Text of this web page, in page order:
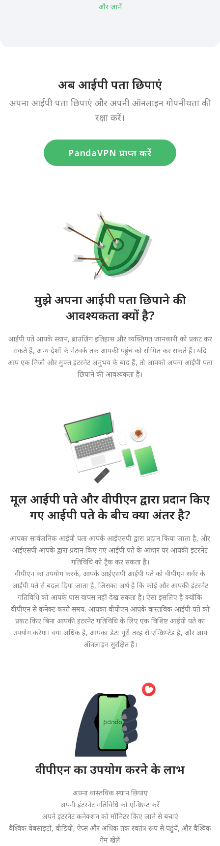
और जानें
अब आईपी पता छिपाएं
अपना आईपी पता छिपाएं और अपनी ऑनलाइन गोपनीयता की
रक्षा करें।
PandaVPN प्राप्त करें
मुझे अपना आईपी पता छिपाने की
आवश्यकता क्यों है?
आईपी पते आपके स्थान, ब्राउज़िंग इतिहास और व्यक्तिगत जानकारी को प्रकट कर
सकते हैं, अन्य देशों के नेटवर्क तक आपकी पहुंच को सीमित कर सकते हैं। यदि
आप एक निजी और मुफ्त इंटरनेट अनुभव के बाद हैं, तो आपको अपना आईपी पता
छिपाने की आवश्यकता है।
मूल आईपी पते और वीपीएन द्वारा प्रदान किए
गए आईपी पते के बीच क्या अंतर है?
आपका सार्वजनिक आईपी पता आपके आईएसपी द्वारा प्रदान किया जाता है, और
आईएसपी आपके द्वारा प्रदान किए गए आईपी पते के आधार पर आपकी इंटरनेट
गतिविधि को ट्रैक कर सकता है।
वीपीएन का उपयोग करके, आपके आईएसपी आईपी पते को वीपीएन सर्वर के
आईपी पते से बदल दिया जाता है, जिसका अर्थ है कि कोई और आपकी इंटरनेट
गतिविधि को आपके पास वापस नहीं देख सकता है। ऐसा इसलिए है क्योंकि
वीपीएन से कनेक्ट करते समय, आपका वीपीएन आपके वास्तविक आईपी पते को
प्रकट किए बिना आपकी इंटरनेट गतिविधि के लिए एक विशिष्ट आईपी पते का
उपयोग करेगा। क्या अधिक है, आपका डेटा पूरी तरह से एन्क्रिप्टेड है, और आप
ऑनलाइन सुरक्षित हैं।
वीपीएन का उपयोग करने के लाभ
अपना वास्तविक स्थान छिपाएं
अपनी इंटरनेट गतिविधि को एन्क्रिप्ट करें
अपने इंटरनेट कनेक्शन को मॉनिटर किए जाने से बचाएं
वैश्विक वेबसाइटों, वीडियो, ऐप्स और अधिक तक स्वतंत्र रूप से पहुंचें, और वैश्विक
गेम खेलें